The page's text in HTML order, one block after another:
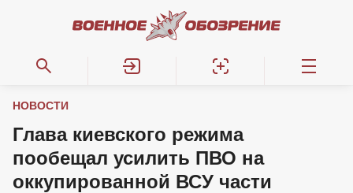
НОВОСТИ
Глава киевского режима
пообещал усилить ПВО на
оккупированной ВСУ части